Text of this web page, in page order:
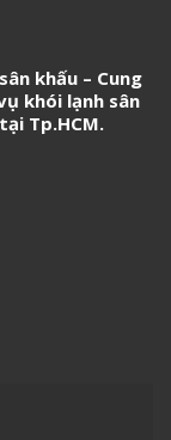
khấu – Cung
khói lạnh sân
Tp.HCM.